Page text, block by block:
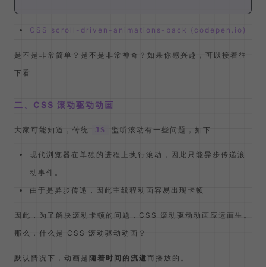
CSS scroll-driven-animations-back (codepen.io)
是不是非常简单？是不是非常神奇？如果你感兴趣，可以接着往
下看
二、CSS 滚动驱动动画
大家可能知道，传统 JS 监听滚动有一些问题，如下
现代浏览器在单独的进程上执行滚动，因此只能异步传递滚
动事件。
由于是异步传递，因此主线程动画容易出现卡顿
因此，为了解决滚动卡顿的问题，CSS 滚动驱动动画应运而生。
那么，什么是 CSS 滚动驱动动画？
默认情况下，动画是 随着时间的流逝而播放的。